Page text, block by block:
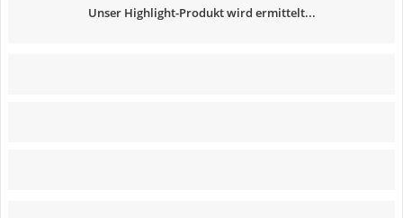
Unser Highlight-Produkt wird ermittelt...